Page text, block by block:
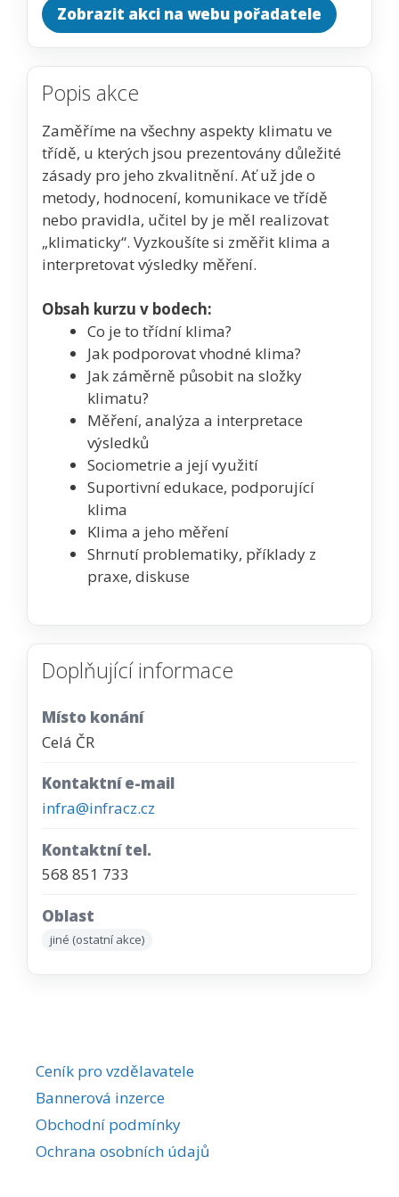
Zobrazit akci na webu pořadatele
Popis akce
Zaměříme na všechny aspekty klimatu ve
třídě, u kterých jsou prezentovány důležité
zásady pro jeho zkvalitnění. Ať už jde o
metody, hodnocení, komunikace ve třídě
nebo pravidla, učitel by je měl realizovat
„klimaticky“. Vyzkoušíte si změřit klima a
interpretovat výsledky měření.
Obsah kurzu v bodech:
Co je to třídní klima?
Jak podporovat vhodné klima?
Jak záměrně působit na složky
klimatu?
Měření, analýza a interpretace
výsledků
Sociometrie a její využití
Suportivní edukace, podporující
klima
Klima a jeho měření
Shrnutí problematiky, příklady z
praxe, diskuse
Doplňující informace
Místo konání
Celá ČR
Kontaktní e-mail
infra@infracz.cz
Kontaktní tel.
568 851 733
Oblast
jiné (ostatní akce)
Ceník pro vzdělavatele
Bannerová inzerce
Obchodní podmínky
Ochrana osobních údajů